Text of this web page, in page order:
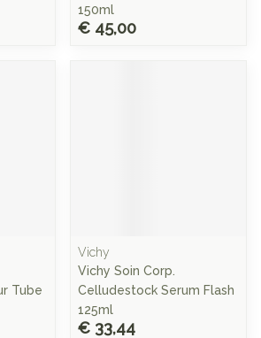
150ml
€ 45,00
Tube
Vichy
Vichy Soin Corp.
Celludestock Serum Flash
125ml
€ 33,44